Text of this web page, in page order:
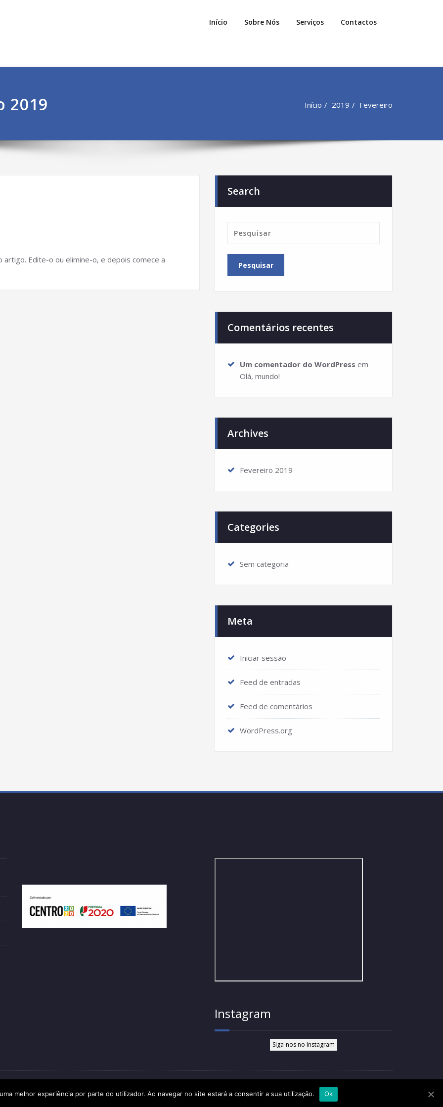
Início Sobre Nós Serviços Contactos
2019 Início 2019 Fevereiro
Edite-o ou elimine-o, e depois comece a
Search
Comentários recentes
Um comentador do WordPress em
Olá, mundo!
Archives
Fevereiro 2019
Categories
Sem categoria
Meta
Iniciar sessão
Feed de entradas
Feed de comentários
WordPress.org
Instagram
Siga-nos no Instagram
2021 | Todos os direitos reservados | Acesso ao Livro de Reclamação Eletrónico
melhor experiência por parte do utilizador. Ao navegar no site estará a consentir a sua utilização. Ok